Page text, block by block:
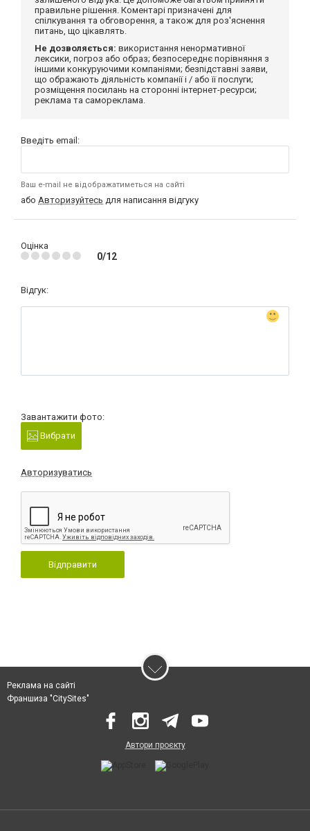
правильне рішення. Коментарі призначені для
спілкування та обговорення, а також для роз'яснення
питань, що цікавлять.
Не дозволяється: використання ненормативної
лексики, погроз або образ; безпосереднє порівняння з
іншими конкуруючими компаніями; безпідставні заяви,
що ображають діяльність компанії і / або її послуги;
розміщення посилань на сторонні інтернет-ресурси;
реклама та самореклама.
Введіть email:
Ваш e-mail не відображатиметься на сайті
або Авторизуйтесь для написання відгуку
Оцінка
0/12
Відгук:
Завантажити фото:
Вибрати
Авторизуватись
Відправити
Реклама на сайті
Франшиза "CitySites"
Автори проєкту